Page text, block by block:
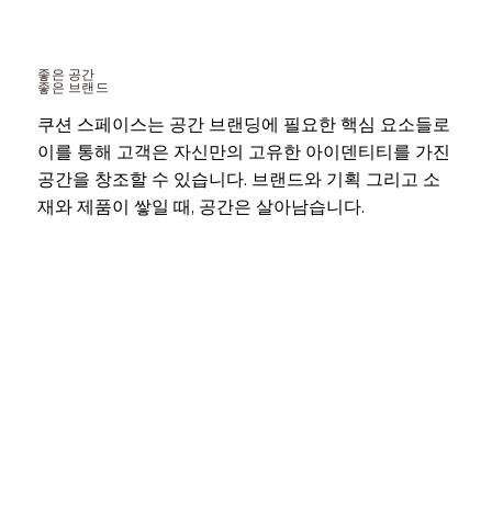
좋은 공간
좋은 브랜드
쿠션 스페이스는 공간 브랜딩에 필요한 핵심 요소들로
이를 통해 고객은 자신만의 고유한 아이덴티티를 가진
공간을 창조할 수 있습니다. 브랜드와 기획 그리고 소
재와 제품이 쌓일 때, 공간은 살아남습니다.